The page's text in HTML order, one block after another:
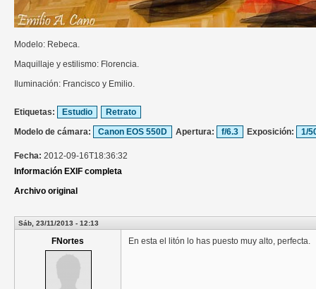
Modelo: Rebeca.
Maquillaje y estilismo: Florencia.
Iluminación: Francisco y Emilio.
Etiquetas: Estudio
Retrato
Modelo de cámara:
Canon EOS 550D Apertura: f/6.3 Exposición: 1/
Fecha: 2012-09-16T18:36:32
Información EXIF completa
Archivo original
Sáb, 23/11/2013 - 12:13
FNortes En esta el litón lo has puesto muy alto, perfecta.